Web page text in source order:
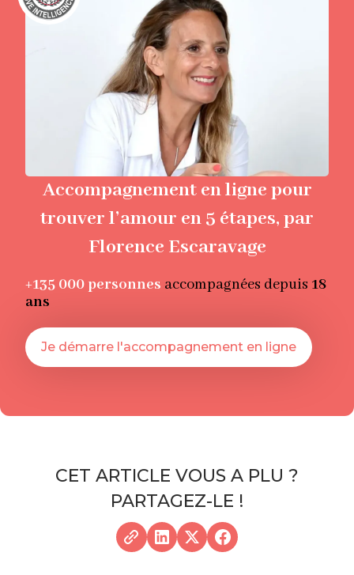
Accompagnement en ligne pour
trouver l’amour en 5 étapes, par
Florence Escaravage
+135 000 personnes accompagnées depuis 18
ans
Je démarre l'accompagnement en ligne
CET ARTICLE VOUS A PLU ?
PARTAGEZ-LE !